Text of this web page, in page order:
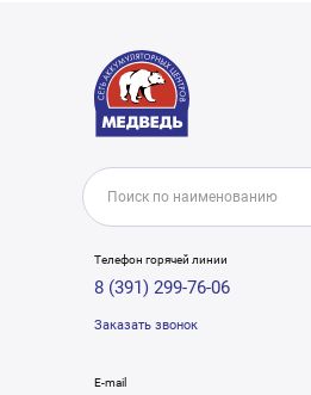
Телефон горячей линии
8 (391) 299-76-06
Заказать звонок
E-mail